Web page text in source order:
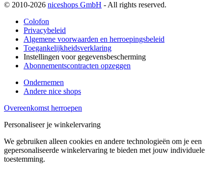
© 2010-2026 niceshops GmbH - All rights reserved.
Colofon
Privacybeleid
Algemene voorwaarden en herroepingsbeleid
Toegankelijkheidsverklaring
Instellingen voor gegevensbescherming
Abonnementscontracten opzeggen
Ondernemen
Andere nice shops
Overeenkomst herroepen
Personaliseer je winkelervaring
We gebruiken alleen cookies en andere technologieën om je een
gepersonaliseerde winkelervaring te bieden met jouw individuele
toestemming.